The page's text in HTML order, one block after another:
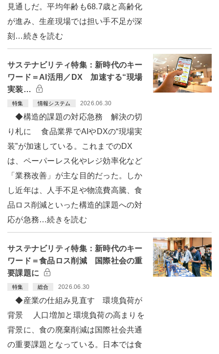
見通しだ。平均年齢も68.7歳と高齢化
が進み、生産現場では担い手不足が深
刻…続きを読む
サステナビリティ特集：新時代のキー
ワード＝AI活用／DX 加速する“現場
実装…
特集 情報システム 2026.06.30
◆構造的課題の対応急務 解決の切
り札に 食品業界でAIやDXの“現場実
装”が加速している。これまでのDX
は、ペーパーレス化やレジ効率化など
「業務改善」が主な目的だった。しか
し近年は、人手不足や物流費高騰、食
品ロス削減といった構造的課題への対
応が急務…続きを読む
サステナビリティ特集：新時代のキー
ワード＝食品ロス削減 国際社会の重
要課題に
特集 総合 2026.06.30
◆産業の仕組み見直す 環境負荷が
背景 人口増加と環境負荷の高まりを
背景に、食の廃棄削減は国際社会共通
の重要課題となっている。日本では食